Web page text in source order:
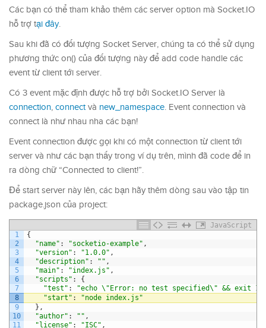
Các bạn có thể tham khảo thêm các server option mà Socket.IO
hỗ trợ tại đây.
Sau khi đã có đối tượng Socket Server, chúng ta có thể sử dụng
phương thức on() của đối tượng này để add code handle các
event từ client tới server.
Có 3 event mặc định được hỗ trợ bởi Socket.IO Server là
connection, connectvà new_namespace. Event connection và
connect là như nhau nha các bạn!
Event connection được gọi khi có một connection từ client tới
server và như các bạn thấy trong ví dụ trên, mình đã code để in
ra dòng chữ “Connected to client!”.
Để start server này lên, các bạn hãy thêm dòng sau vào tập tin
package.json của project:
JavaScript
1
2
3
4
5
6
7
8
9
10
11
{
"name" : "socketio-example" ,
"version" : "1.0.0" ,
"description" : "" ,
"main" : "index.js" ,
"scripts" :
{
"test" : "echo \"Error: no test specified\" && exit 1"
"start" :
"node index.js"
} ,
"author" : "" ,
"license" : "ISC" ,